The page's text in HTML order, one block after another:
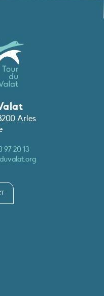
Arles
97 20 13